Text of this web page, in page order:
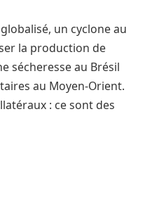
un cyclone au
la production de
sécheresse au Brésil
au Moyen-Orient.
: ce sont des